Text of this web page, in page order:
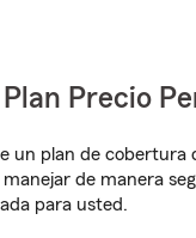
Precio
un plan de
de manera
para usted.